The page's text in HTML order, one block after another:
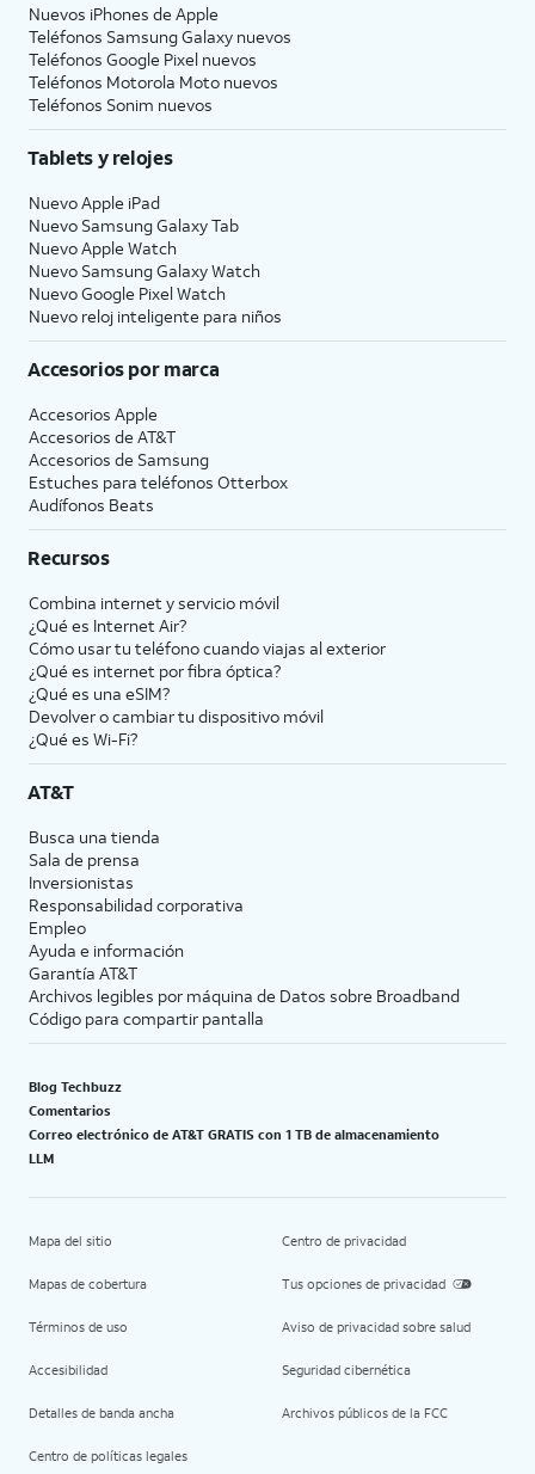
Nuevos iPhones de Apple
Teléfonos Samsung Galaxy nuevos
Teléfonos Google Pixel nuevos
Teléfonos Motorola Moto nuevos
Teléfonos Sonim nuevos
Tablets y relojes
Nuevo Apple iPad
Nuevo Samsung Galaxy Tab
Nuevo Apple Watch
Nuevo Samsung Galaxy Watch
Nuevo Google Pixel Watch
Nuevo reloj inteligente para niños
Accesorios por marca
Accesorios Apple
Accesorios de AT&T
Accesorios de Samsung
Estuches para teléfonos Otterbox
Audífonos Beats
Recursos
Combina internet y servicio móvil
¿Qué es Internet Air?
Cómo usar tu teléfono cuando viajas al exterior
¿Qué es internet por fibra óptica?
¿Qué es una eSIM?
Devolver o cambiar tu dispositivo móvil
¿Qué es Wi-Fi?
AT&T
Busca una tienda
Sala de prensa
Inversionistas
Responsabilidad corporativa
Empleo
Ayuda e información
Garantía AT&T
Archivos legibles por máquina de Datos sobre Broadband
Código para compartir pantalla
Blog Techbuzz
Comentarios
Correo electrónico de AT&T GRATIS con 1 TB de almacenamiento
LLM
Mapa del sitio
Mapas de cobertura
Términos de uso
Accesibilidad
Detalles de banda ancha
Centro de políticas legales
Centro de privacidad
Tus opciones de privacidad
Aviso de privacidad sobre salud
Seguridad cibernética
Archivos públicos de la FCC